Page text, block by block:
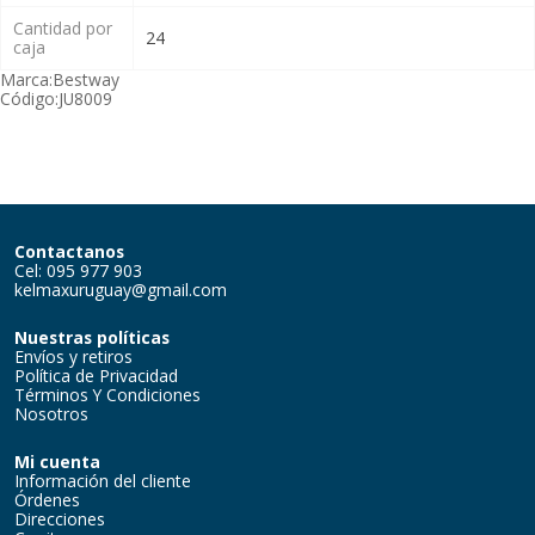
Cantidad por
caja
24
Marca:Bestway
Código:JU8009
Contactanos
Cel: 095 977 903
kelmaxuruguay@gmail.com
Nuestras políticas
Envíos y retiros
Política de Privacidad
Términos Y Condiciones
Nosotros
Mi cuenta
Información del cliente
Órdenes
Direcciones